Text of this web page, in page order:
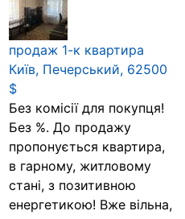
продаж 1-к квартира
Київ, Печерський, 62500
$
Без комісії для покупця!
Без %. До продажу
пропонується квартира,
в гарному, житловому
стані, з позитивною
енергетикою! Вже вільна,